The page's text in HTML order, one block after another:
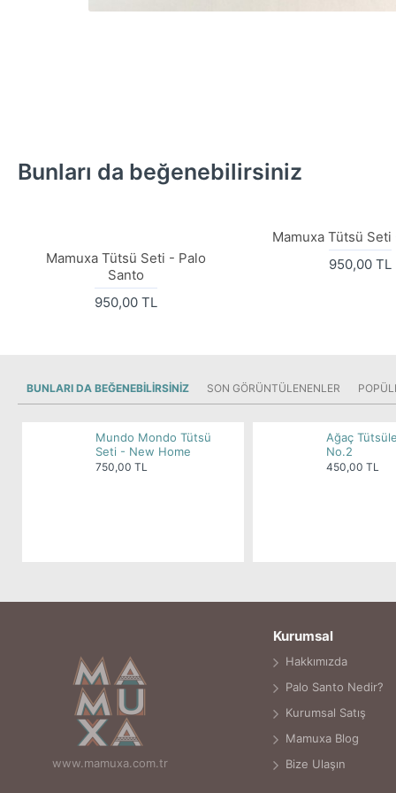
Bunları da beğenebilirsiniz
Mamuxa Tütsü Seti - Palo
Santo
950,00 TL
Mamuxa Tütsü Seti
950,00 TL
BUNLARI DA BEĞENEBILIRSINIZ SON GÖRÜNTÜLENENLER
Mundo Mondo Tütsü
Seti - New Home
750,00 TL
Ağaç
No.2
450,00 TL
www.mamuxa.com.tr
Kurumsal
Hakkımızda
Palo Santo Nedir?
Kurumsal Satış
Mamuxa Blog
Bize Ulaşın